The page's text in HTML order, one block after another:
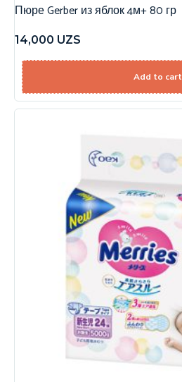
Пюре Gerber из яблок 4м+ 80 гр
14,000 UZS
Add to cart